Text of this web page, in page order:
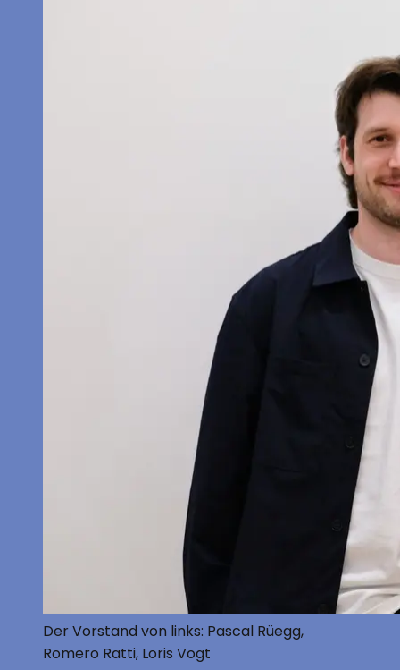
Der Vorstand von links: Pascal Rüegg,
Romero Ratti, Loris Vogt